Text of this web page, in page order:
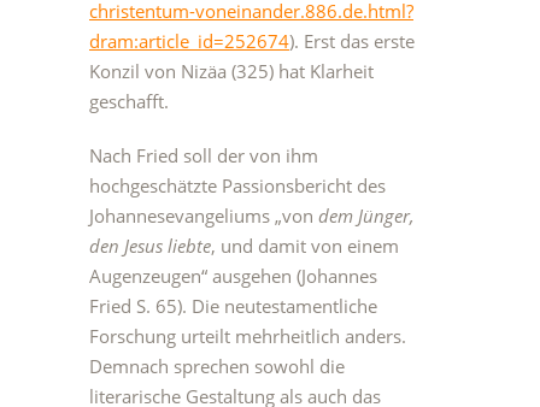
christentum-voneinander.886.de.html?
dram:article_id=252674). Erst das erste
Konzil von Nizäa (325) hat Klarheit
geschafft.
Nach Fried soll der von ihm
hochgeschätzte Passionsbericht des
Johannesevangeliums „von dem Jünger,
den Jesus liebte, und damit von einem
Augenzeugen“ ausgehen (Johannes
Fried S. 65). Die neutestamentliche
Forschung urteilt mehrheitlich anders.
Demnach sprechen sowohl die
literarische Gestaltung als auch das